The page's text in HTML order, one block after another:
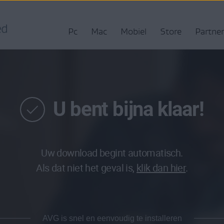
Pc Mac Mobiel Store
U bent bijna klaar!
Uw download begint automatisch.
Als dat niet het geval is, klik dan hier.
AVG is snel en eenvoudig te installeren